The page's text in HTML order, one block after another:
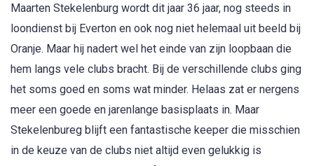
Maarten Stekelenburg wordt dit jaar 36 jaar, nog steeds in
loondienst bij Everton en ook nog niet helemaal uit beeld bij
Oranje. Maar hij nadert wel het einde van zijn loopbaan die
hem langs vele clubs bracht. Bij de verschillende clubs ging
het soms goed en soms wat minder. Helaas zat er nergens
meer een goede en jarenlange basisplaats in. Maar
Stekelenbureg blijft een fantastische keeper die misschien
in de keuze van de clubs niet altijd even gelukkig is